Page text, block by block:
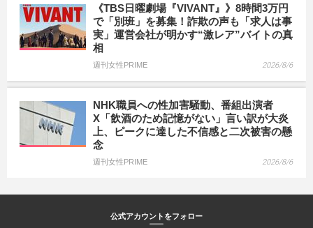
《TBS日曜劇場『VIVANT』》8時間3万円
で「別班」を募集！詐欺の声も「求人は事
実」運営会社が明かす“激レア”バイトの真
相
週刊女性PRIME 2026/8/6
NHK職員への性加害騒動、番組出演者
X「飲酒のため記憶がない」言い訳が大炎
上、ピークに達した不信感と二次被害の懸
念
週刊女性PRIME 2026/8/6
公式アカウントをフォロー